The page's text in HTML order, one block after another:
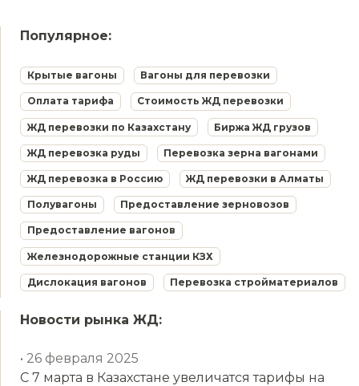
Популярное:
Крытые вагоны Вагоны для перевозки
Оплата тарифа Стоимость ЖД перевозки
ЖД перевозки по Казахстану Биржа ЖД грузов
ЖД перевозка руды Перевозка зерна вагонами
ЖД перевозка в Россию ЖД перевозки в Алматы
Полувагоны Предоставление зерновозов
Предоставление вагонов
Железнодорожные станции КЗХ
Дислокация вагонов Перевозка стройматериалов
Новости рынка ЖД:
• 26 февраля 2025
С 7 марта в Казахстане увеличатся тарифы на